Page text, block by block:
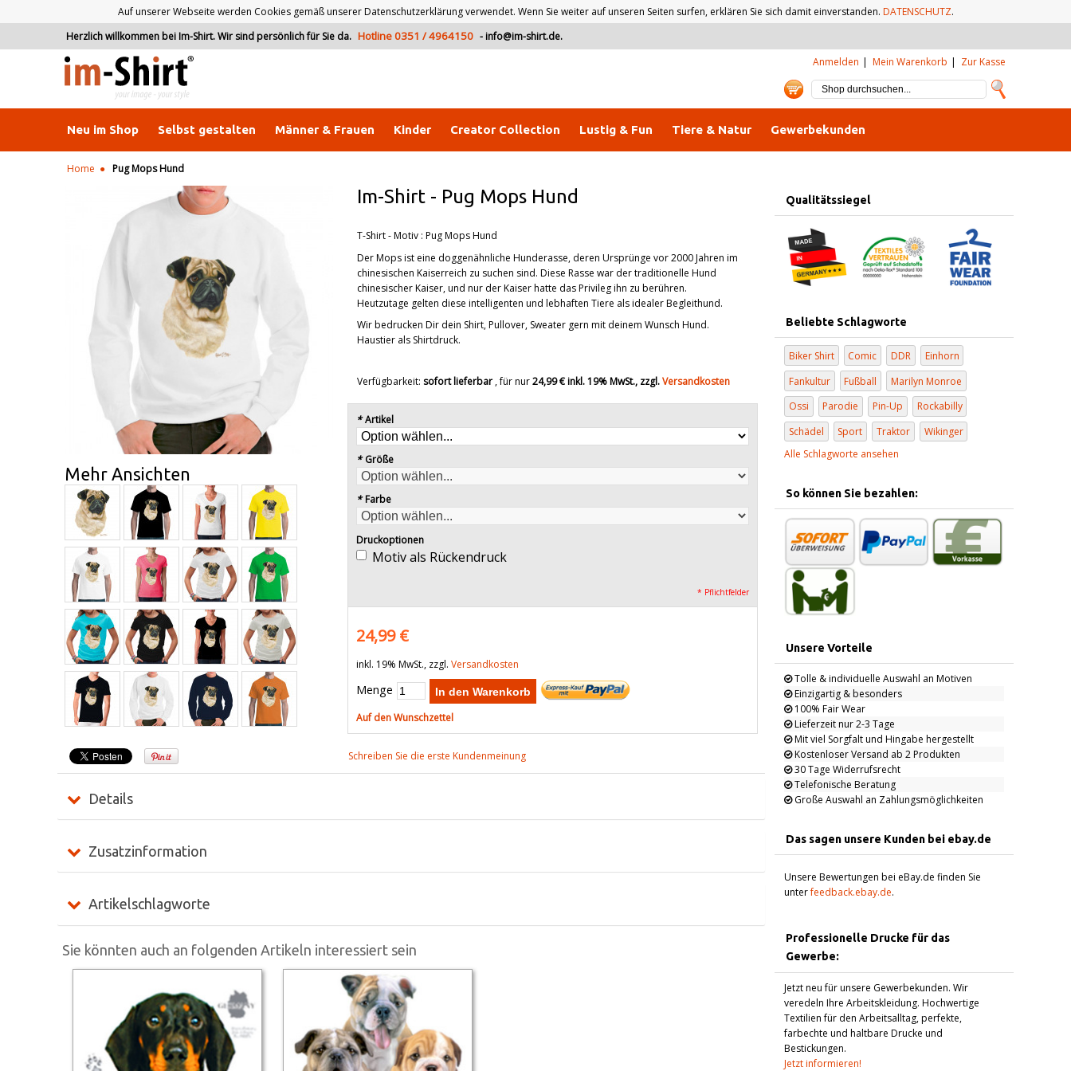
Auf unserer Webseite werden Cookies gemäß unserer Datenschutzerklärung verwendet. Wenn Sie weiter auf unseren Seiten surfen, erklären Sie sich damit einverstanden. DATENSCHUTZ.
Herzlich willkommen bei Im-Shirt. Wir sind persönlich für Sie da. Hotline 0351 / 4964150 - info@im-shirt.de.
Anmelden
Mein Warenkorb Zur Kasse
Neu im Shop Selbst gestalten Männer & Frauen Kinder Creator Collection Lustig & Fun Tiere & Natur Gewerbekunden
Home Pug Mops Hund
Im-Shirt - Pug Mops Hund
Mehr Ansichten
T-Shirt - Motiv : Pug Mops Hund
Der Mops ist eine doggenähnliche Hunderasse, deren Ursprünge vor 2000 Jahren im
chinesischen Kaiserreich zu suchen sind. Diese Rasse war der traditionelle Hund
chinesischer Kaiser, und nur der Kaiser hatte das Privileg ihn zu berühren.
Heutzutage gelten diese intelligenten und lebhaften Tiere als idealer Begleithund.
Wir bedrucken Dir dein Shirt, Pullover, Sweater gern mit deinem Wunsch Hund.
Haustier als Shirtdruck.
Verfügbarkeit:sofort lieferbar , für nur24,99 €inkl. 19% MwSt., zzgl.Versandkosten
* Artikel
* Größe
* Farbe
Druckoptionen
Motiv als Rückendruck
* Pflichtfelder
24,99 €
inkl. 19% MwSt., zzgl.Versandkosten
Menge In den Warenkorb
Auf den Wunschzettel
Schreiben Sie die erste Kundenmeinung
Details
Zusatzinformation
Artikelschlagworte
Sie könnten auch an folgenden Artikeln interessiert sein
Qualitätssiegel
Beliebte Schlagworte
Biker Shirt Comic DDR
Einhorn
Fankultur
Fußball
Marilyn Monroe
Ossi
Parodie Pin-Up
Rockabilly
Schädel
Sport Traktor
Wikinger
Alle Schlagworte ansehen
So können Sie bezahlen:
Unsere Vorteile
Tolle & individuelle Auswahl an Motiven
Einzigartig & besonders
100% Fair Wear
Lieferzeit nur 2-3 Tage
Mit viel Sorgfalt und Hingabe hergestellt
Kostenloser Versand ab 2 Produkten
30 Tage Widerrufsrecht
Telefonische Beratung
Große Auswahl an Zahlungsmöglichkeiten
Das sagen unsere Kunden bei ebay.de
Unsere Bewertungen bei eBay.de finden Sie
unterfeedback.ebay.de.
Professionelle Drucke für das
Gewerbe:
Jetzt neu für unsere Gewerbekunden. Wir
veredeln Ihre Arbeitskleidung. Hochwertige
Textilien für den Arbeitsalltag, perfekte,
farbechte und haltbare Drucke und
Bestickungen.
Jetzt informieren!